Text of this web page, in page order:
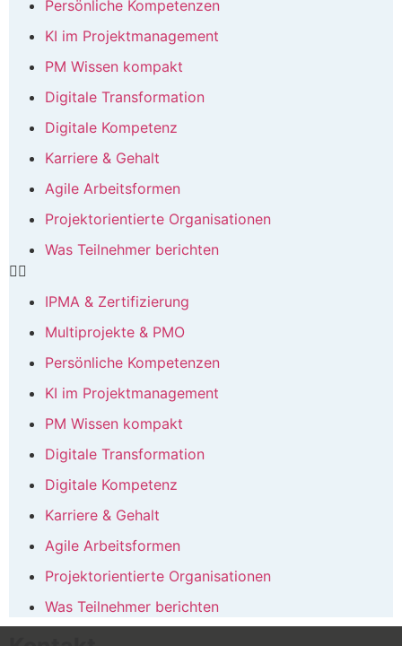
Persönliche Kompetenzen
KI im Projektmanagement
PM Wissen kompakt
Digitale Transformation
Digitale Kompetenz
Karriere & Gehalt
Agile Arbeitsformen
Projektorientierte Organisationen
Was Teilnehmer berichten
IPMA & Zertifizierung
Multiprojekte & PMO
Persönliche Kompetenzen
KI im Projektmanagement
PM Wissen kompakt
Digitale Transformation
Digitale Kompetenz
Karriere & Gehalt
Agile Arbeitsformen
Projektorientierte Organisationen
Was Teilnehmer berichten